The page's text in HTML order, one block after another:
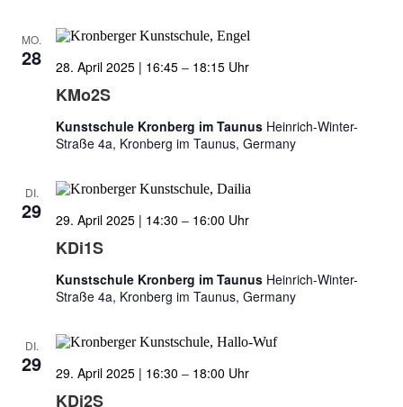
MO.
28
KMo2S
28. April 2025 | 16:45 – 18:15
Kunstschule Kronberg im Taunus Heinrich-Winter-
Straße 4a, Kronberg im Taunus, Germany
DI.
29
KDi1S
29. April 2025 | 14:30 – 16:00
Kunstschule Kronberg im Taunus Heinrich-Winter-
Straße 4a, Kronberg im Taunus, Germany
DI.
29
KDi2S
29. April 2025 | 16:30 – 18:00